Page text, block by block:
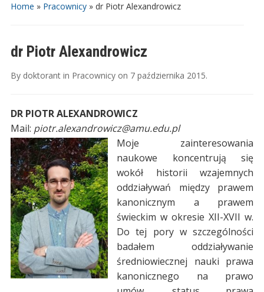
Home » Pracownicy» dr Piotr Alexandrowicz
dr Piotr Alexandrowicz
By doktorant in Pracownicyon 7 października 2015.
DR PIOTR ALEXANDROWICZ
Mail: piotr.alexandrowicz@amu.edu.pl
Moje zainteresowania
naukowe koncentrują się
wokół historii wzajemnych
oddziaływań między prawem
kanonicznym a prawem
świeckim w okresie XII-XVII w.
Do tej pory w szczególności
badałem oddziaływanie
średniowiecznej nauki prawa
kanonicznego na prawo